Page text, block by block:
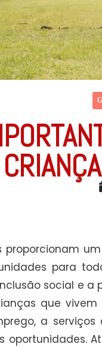
proporcionam
para
social e
que
a